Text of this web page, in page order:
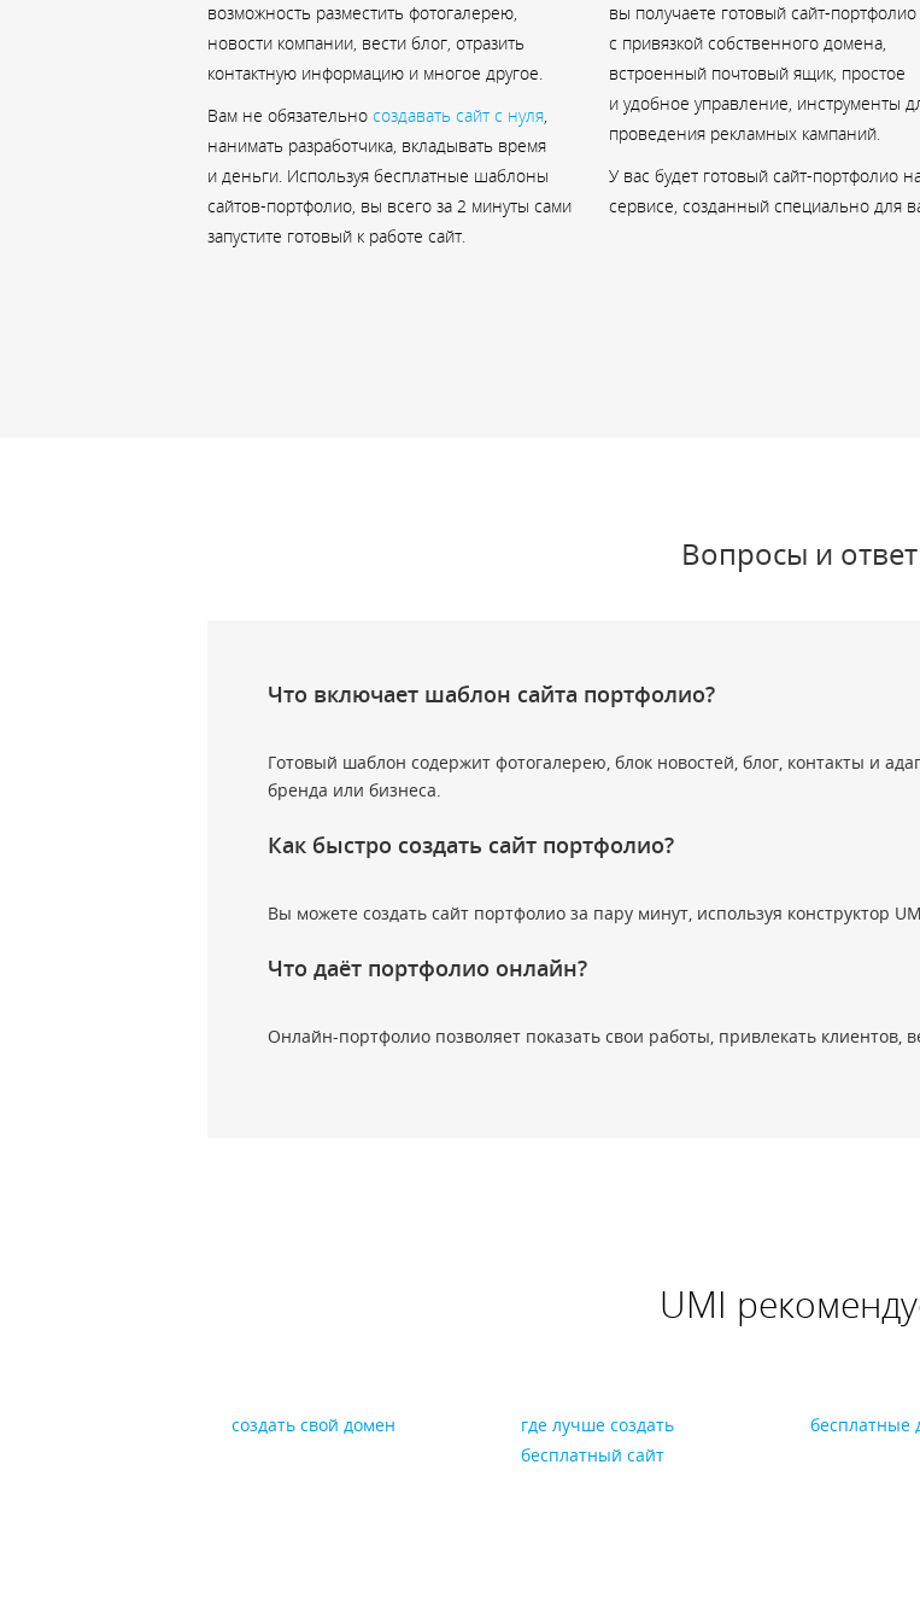
возможность разместить фотогалерею,
новости компании, вести блог, отразить
контактную информацию и многое другое.
Вам не обязательно создавать сайт с нуля,
нанимать разработчика, вкладывать время
и деньги. Используя бесплатные шаблоны
сайтов-портфолио, вы всего за 2 минуты сами
запустите готовый к работе сайт.
вы получаете готовый сайт-портфолио
с привязкой собственного домена,
встроенный почтовый ящик, простое
и удобное управление, инструменты
проведения рекламных кампаний.
У вас будет готовый сайт-портфолио
сервисе, созданный специально для
Вопросы и
Что включает шаблон сайта портфолио?
Готовый шаблон содержит фотогалерею, блок новостей, блог, контакты и
бренда или бизнеса.
Как быстро создать сайт портфолио?
Вы можете создать сайт портфолио за пару минут, используя конструктор
Что даёт портфолио онлайн?
Онлайн-портфолио позволяет показать свои работы, привлекать клиентов,
UMI
создать свой домен
где лучше создать
бесплатный сайт
бесплатные